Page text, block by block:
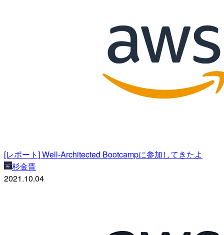
[レポート] Well-Architected Bootcampに参加してきたよ
杉金晋
2021.10.04